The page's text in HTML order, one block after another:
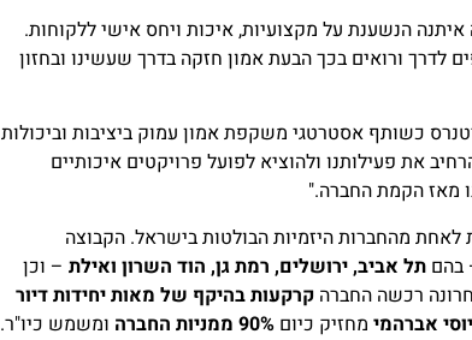
איתנה הנשענת על מקצועיות, איכות ויחס אישי ללקוחות.
לדרך ורואים בכך הבעת אמון חזקה בדרך שעשינו ובחזון
כשותף אסטרטגי משקפת אמון עמוק ביציבות וביכולות
את פעילותנו ולהוציא לפועל פרויקטים איכותיים
מאז הקמת החברה."
מ־40 שנה ונחשבת לאחת מהחברות היזמיות הבולטות בישראל. הקבוצה
בהם תל אביב, ירושלים, רמת גן, הוד השרון ואילת – וכן
רכשה החברה קרקעות בהיקף של מאות יחידות דיור
יוסי אברהמי מחזיק כיום 90% ממניות החברה
ומשמש כיו"ר.